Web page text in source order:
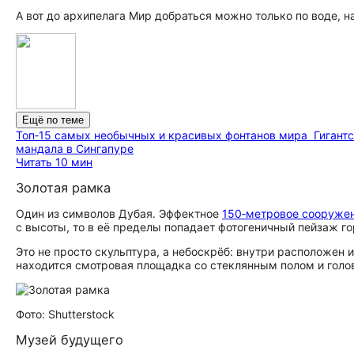
А вот до архипелага Мир добраться можно только по воде,
Ещё по теме
Топ‑15 самых необычных и красивых фонтанов мира
мандала в Сингапуре
Читать 10 мин
Золотая рамка
Один из символов Дубая. Эффектное 150‑метровое
с высоты, то в её пределы попадает фотогеничный пейзаж
Это не просто скульптура, а небоскрёб: внутри
находится смотровая площадка со стеклянным полом и
Фото: Shutterstock
Музей будущего